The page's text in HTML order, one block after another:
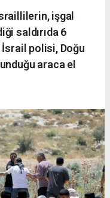
işgal
saldırıda 6
polisi, Doğu
araca el